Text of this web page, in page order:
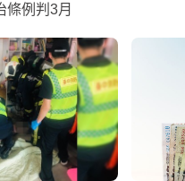
條例判3月